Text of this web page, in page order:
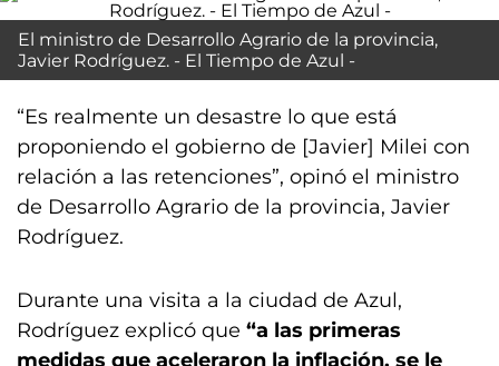
El ministro de Desarrollo Agrario de la provincia,
Javier Rodríguez. - El Tiempo de Azul -
“Es realmente un desastre lo que está
proponiendo el gobierno de [Javier] Milei con
relación a las retenciones”, opinó el ministro
de Desarrollo Agrario de la provincia, Javier
Rodríguez.
Durante una visita a la ciudad de Azul,
Rodríguez explicó que “a las primeras
medidas que aceleraron la inflación, se le